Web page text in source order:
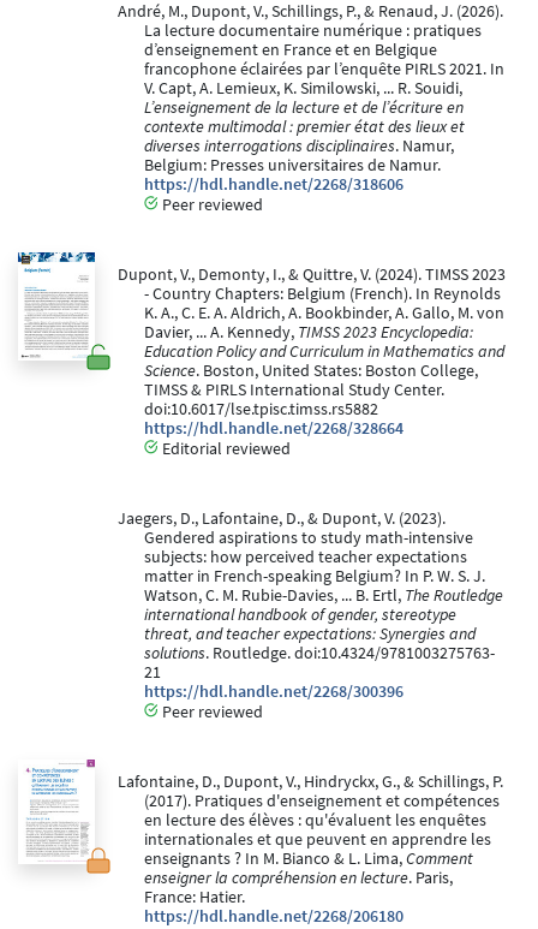
André, M., Dupont, V., Schillings, P., & Renaud, J. (2026).
La lecture documentaire numérique : pratiques
d’enseignement en France et en Belgique
francophone éclairées par l’enquête PIRLS 2021. In
V. Capt, A. Lemieux, K. Similowski, ... R. Souidi,
L’enseignement de la lecture et de l’écriture en
contexte multimodal : premier état des lieux et
diverses interrogations disciplinaires. Namur,
Belgium: Presses universitaires de Namur.
https://hdl.handle.net/2268/318606
Peer reviewed
Dupont, V., Demonty, I., & Quittre, V. (2024). TIMSS 2023
- Country Chapters: Belgium (French). In Reynolds
K. A., C. E. A. Aldrich, A. Bookbinder, A. Gallo, M. von
Davier, ... A. Kennedy, TIMSS 2023 Encyclopedia:
Education Policy and Curriculum in Mathematics and
Science. Boston, United States: Boston College,
TIMSS & PIRLS International Study Center.
doi:10.6017/lse.tpisc.timss.rs5882
https://hdl.handle.net/2268/328664
Editorial reviewed
Jaegers, D., Lafontaine, D., & Dupont, V. (2023).
Gendered aspirations to study math-intensive
subjects: how perceived teacher expectations
matter in French-speaking Belgium? In P. W. S. J.
Watson, C. M. Rubie-Davies, ... B. Ertl, The Routledge
international handbook of gender, stereotype
threat, and teacher expectations: Synergies and
solutions. Routledge. doi:10.4324/9781003275763-
21
https://hdl.handle.net/2268/300396
Peer reviewed
Lafontaine, D., Dupont, V., Hindryckx, G., & Schillings, P.
(2017). Pratiques d'enseignement et compétences
en lecture des élèves : qu'évaluent les enquêtes
internationales et que peuvent en apprendre les
enseignants ? In M. Bianco & L. Lima,Comment
enseigner la compréhension en lecture. Paris,
France: Hatier.
https://hdl.handle.net/2268/206180